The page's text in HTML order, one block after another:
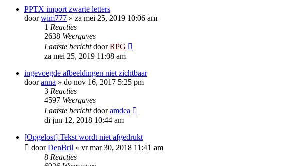
PPTX import zwarte letters
doorwim777 » za mei 25, 2019 10:06 am
1 Reacties
2638 Weergaves
Laatste berichtdoorRPG
za mei 25, 2019 11:08 am
ingevoegde afbeeldingen niet zichtbaar
dooranna » do nov 16, 2017 5:25 pm
3 Reacties
4597 Weergaves
Laatste berichtdooramdea
di jun 12, 2018 10:44 am
[Opgelost] Tekst wordt niet afgedrukt
doorDenBril » vr mar 30, 2018 11:41 am
8 Reacties